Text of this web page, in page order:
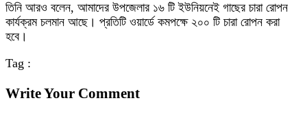
তিনি আরও বলেন, আমাদের উপজেলার ১৬ টি ইউনিয়নেই গাছের চারা রোপন
কার্যক্রম চলমান আছে। প্রতিটি ওয়ার্ডে কমপক্ষে ২০০ টি চারা রোপন করা
হবে।
Tag :
Write Your Comment